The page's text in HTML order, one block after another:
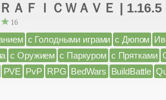
ＡＦＩＣＷＡＶＥ | 1.16.5
16
с Голодными играми с Дюпом
с Оружием с Паркуром с Прятками
PVE PvP RPG BedWars BuildBattle